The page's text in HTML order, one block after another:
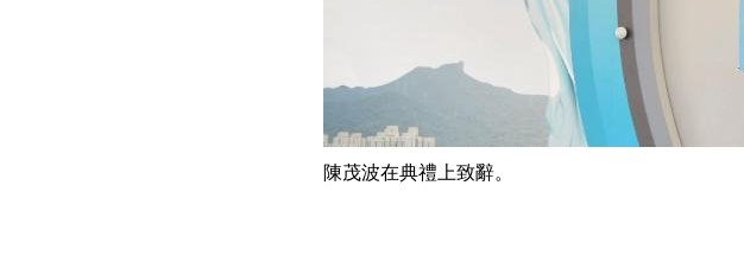
陳茂波在典禮上致辭。